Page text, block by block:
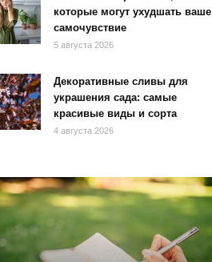
которые могут ухудшать ваше
самочувствие
5 августа 2026
Декоративные сливы для
украшения сада: самые
красивые виды и сорта
4 августа 2026